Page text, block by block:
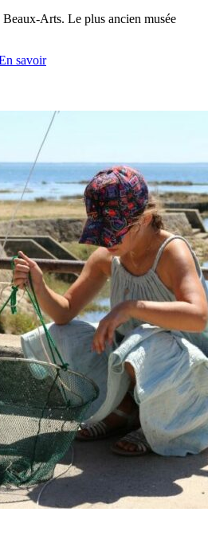
Arts. Le plus ancien musée
savoir